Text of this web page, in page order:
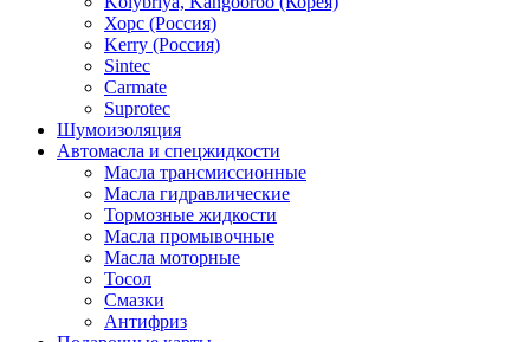
Хорс (Россия)
Kerry (Россия)
Sintec
Carmate
Suprotec
Шумоизоляция
Автомасла и спецжидкости
Масла трансмиссионные
Масла гидравлические
Тормозные жидкости
Масла промывочные
Масла моторные
Тосол
Смазки
Антифриз